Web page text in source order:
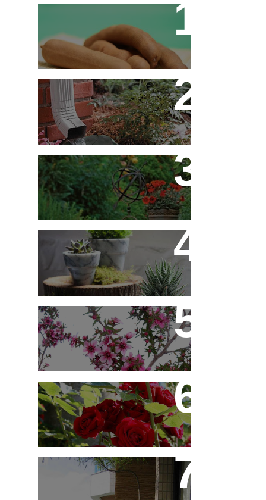
Tamarino Ou Tamarindo?
Qual o Correto?
Decoração - Folhas
[Faça Você Mesmo]
Flores em Meu Jardim o
Ano Todo
10 Novos Vasinhos na
Decoração - Parte 1
Érica Japonesa -
Aprenda a Cultivar
Você Sabe Tudo Sobre
Rosas?
Saiba Tudo Sobre
Jardins de Inverno